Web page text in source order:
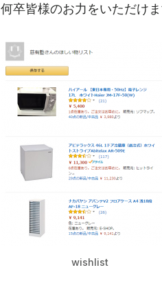
何卒皆様のお力をいただけ
wishlist